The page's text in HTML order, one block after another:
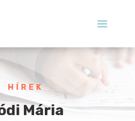
HÍREK
Mária